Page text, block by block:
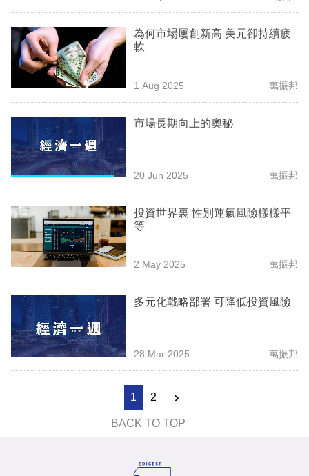
為何市場屢創新高 美元卻持續疲
軟
1 Aug 2025 萬振邦
市場長期向上的奧秘
20 Jun 2025 萬振邦
投資世界裏 性別運氣風險樣樣平
等
2 May 2025 萬振邦
多元化戰略部署 可降低投資風險
28 Mar 2025 萬振邦
1 2
BACK TO TOP